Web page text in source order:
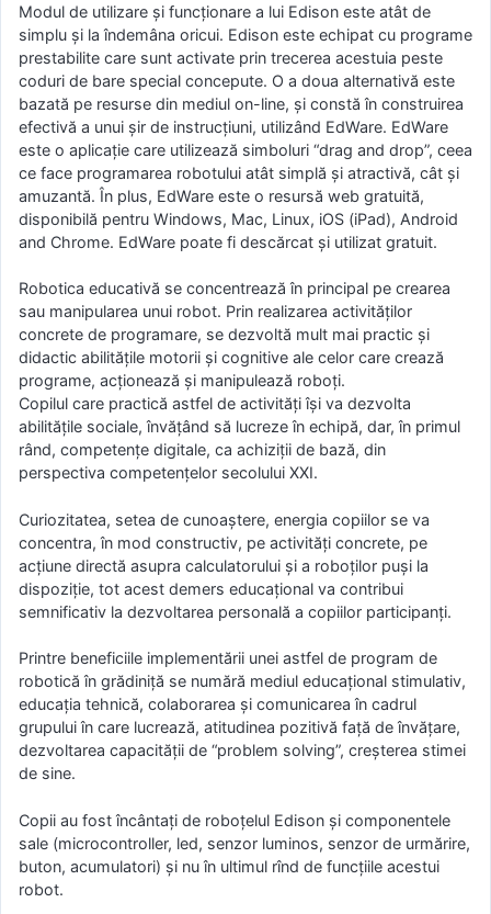
Modul de utilizare şi funcţionare a lui Edison este atât de
simplu și la îndemâna oricui. Edison este echipat cu programe
prestabilite care sunt activate prin trecerea acestuia peste
coduri de bare special concepute. O a doua alternativă este
bazată pe resurse din mediul on-line, şi constă în construirea
efectivă a unui şir de instrucţiuni, utilizând EdWare. EdWare
este o aplicaţie care utilizează simboluri “drag and drop”, ceea
ce face programarea robotului atât simplă şi atractivă, cât şi
amuzantă. În plus, EdWare este o resursă web gratuită,
disponibilă pentru Windows, Mac, Linux, iOS (iPad), Android
and Chrome. EdWare poate fi descărcat şi utilizat gratuit.
Robotica educativă se concentrează în principal pe crearea
sau manipularea unui robot. Prin realizarea activităţilor
concrete de programare, se dezvoltă mult mai practic și
didactic abilitățile motorii și cognitive ale celor care crează
programe, acţionează şi manipulează roboţi.
Copilul care practică astfel de activități îşi va dezvolta
abilitățile sociale, învățând să lucreze în echipă, dar, în primul
rând, competenţe digitale, ca achiziţii de bază, din
perspectiva competențelor secolului XXI.
Curiozitatea, setea de cunoaştere, energia copiilor se va
concentra, în mod constructiv, pe activităţi concrete, pe
acţiune directă asupra calculatorului şi a roboţilor puşi la
dispoziţie, tot acest demers educaţional va contribui
semnificativ la dezvoltarea personală a copiilor participanţi.
Printre beneficiile implementării unei astfel de program de
robotică în grădiniță se numără mediul educaţional stimulativ,
educaţia tehnică, colaborarea şi comunicarea în cadrul
grupului în care lucrează, atitudinea pozitivă faţă de învăţare,
dezvoltarea capacităţii de “problem solving”, creşterea stimei
de sine.
Copii au fost încântați de roboţelul Edison şi componentele
sale (microcontroller, led, senzor luminos, senzor de urmărire,
buton, acumulatori) și nu în ultimul rînd de funcțiile acestui
robot.